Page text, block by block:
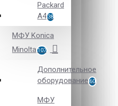
Packard
А438
МФУ Konica
Minolta107
Дополнительное
оборудование 60
МФУ